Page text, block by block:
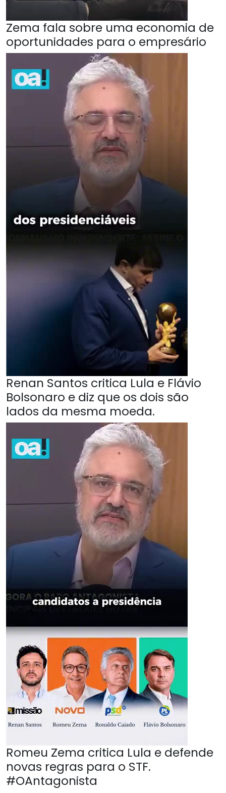
Zema fala sobre uma economia de
oportunidades para o empresário
Renan Santos critica Lula e Flávio
Bolsonaro e diz que os dois são
lados da mesma moeda.
Romeu Zema critica Lula e defende
novas regras para o STF.
#OAntagonista